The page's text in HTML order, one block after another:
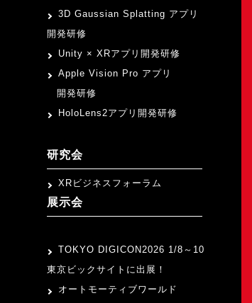
3D Gaussian Splatting アプリ
開発研修
Unity × XRアプリ開発研修
Apple Vision Pro アプリ
開発研修
HoloLens2アプリ開発研修
研究会
XRビジネスフォーラム
展示会
TOKYO DIGICON2026 1/8～10
東京ビックサイトに出展！
オートモーティブワールド